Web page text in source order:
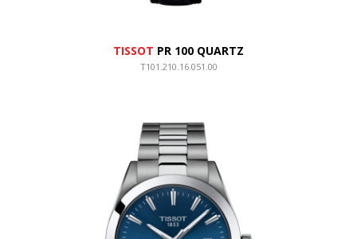
TISSOT PR 100 QUARTZ
T101.210.16.051.00